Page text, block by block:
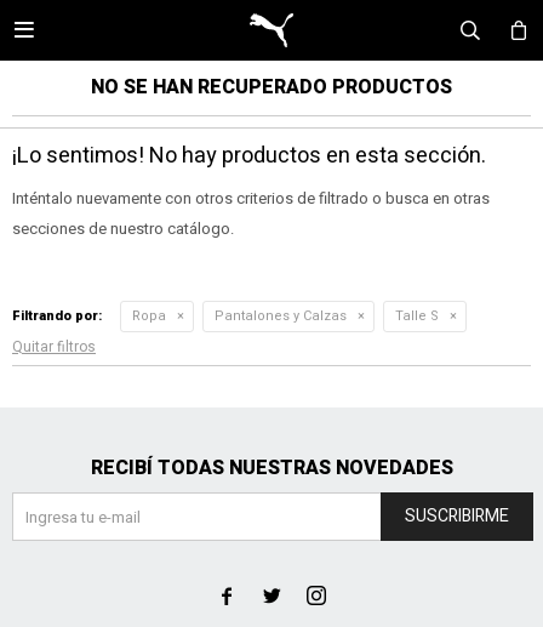

NO SE HAN RECUPERADO PRODUCTOS
¡Lo sentimos! No hay productos en esta sección.
Inténtalo nuevamente con otros criterios de filtrado o busca en otras
secciones de nuestro catálogo.
Filtrando por: Ropa Pantalones y Calzas Talle S
Quitar filtros
RECIBÍ TODAS NUESTRAS NOVEDADES
SUSCRIBIRME
  